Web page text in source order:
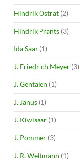
Hindrik Ostrat (2)
Hindrik Prants (3)
Ida Saar (1)
J. Friedrich Meyer (3)
J. Gentalen (1)
J. Janus (1)
J. Kiwisaar (1)
J. Pommer (3)
J. R. Weltmann (1)